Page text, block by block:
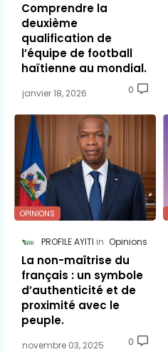
Comprendre la
deuxième
qualification de
l’équipe de football
haïtienne au mondial.
janvier 18, 2026 0
OPINIONS
PROFILE AYITI Opinions
La non-maîtrise du
français : un symbole
d’authenticité et de
proximité avec le
peuple.
novembre 03, 2025 0